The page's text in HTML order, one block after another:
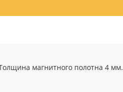
магнитного полотна 4 мм.